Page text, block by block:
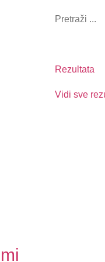
Rezultata
Vidi sve